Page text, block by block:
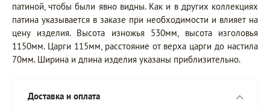
патиной, чтобы были явно видны. Как и в других коллекциях
патина указывается в заказе при необходимости и влияет на
цену изделия. Высота изножья 530мм, высота изголовья
1150мм. Царги 115мм, расстояние от верха царги до настила
70мм. Ширина и длина изделия указаны приблизительно.
Доставка и оплата